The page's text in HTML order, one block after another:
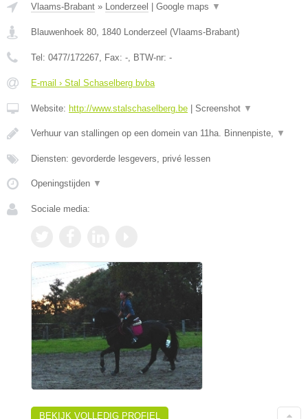
Vlaams-Brabant » Londerzeel | Google maps ▼
Blauwenhoek 80 1840 Londerzeel (Vlaams-Brabant)
Tel: 0477/172267 , Fax: - , BTW-nr: -
E-mail › Stal Schaselberg bvba
Website: http://www.stalschaselberg.be | Screenshot ▼
Verhuur van stallingen op een domein van 11ha. Binnenpiste, ▼
Diensten: gevorderde lesgevers, privé lessen
Openingstijden ▼
Sociale media:
BEKIJK VOLLEDIG PROFIEL